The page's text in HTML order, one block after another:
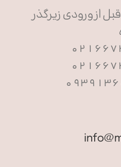
از ورودی زیرگذر